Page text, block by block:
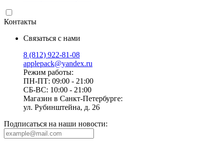
Контакты
Связаться с нами
8 (812) 922-81-08
applepack@yandex.ru
Режим работы:
ПН-ПТ: 09:00 - 21:00
СБ-ВС: 10:00 - 21:00
Магазин в Санкт-Петербурге:
ул. Рубинштейна, д. 26
Подписаться на наши новости: